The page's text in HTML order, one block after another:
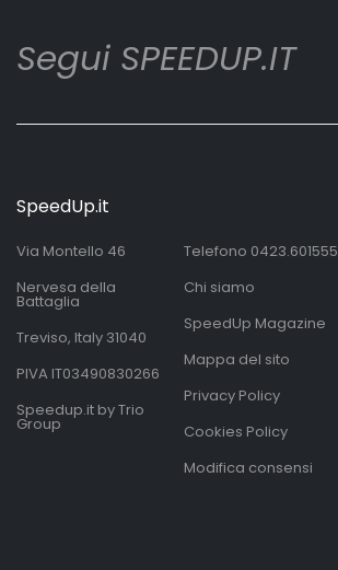
Segui SPEEDUP.IT
SpeedUp.it
Via Montello 46
Nervesa della
Battaglia
Treviso, Italy 31040
PIVA IT03490830266
Speedup.it by Trio
Group
Telefono 0423.601555
Chi siamo
SpeedUp Magazine
Mappa del sito
Privacy Policy
Cookies Policy
Modifica consensi